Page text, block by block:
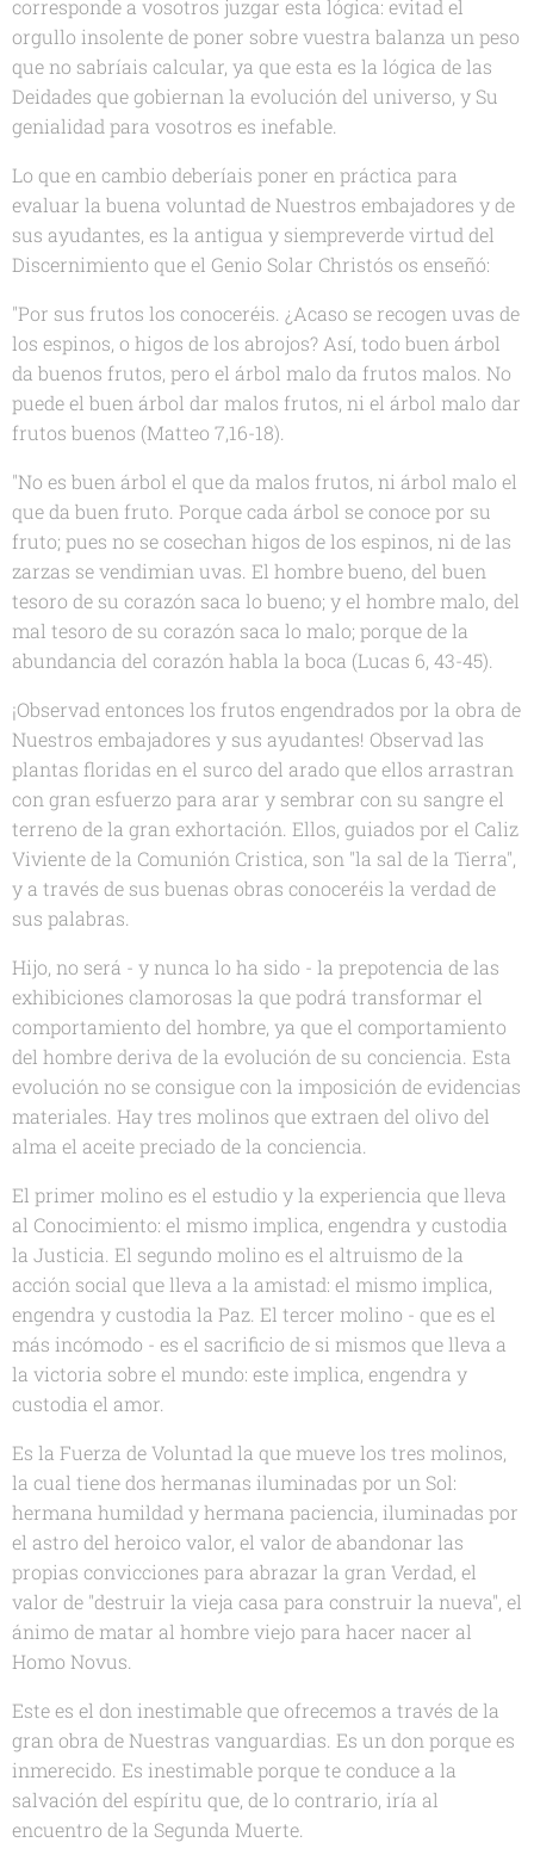
corresponde a vosotros juzgar esta lógica: evitad el
orgullo insolente de poner sobre vuestra balanza un peso
que no sabríais calcular, ya que esta es la lógica de las
Deidades que gobiernan la evolución del universo, y Su
genialidad para vosotros es inefable.
Lo que en cambio deberíais poner en práctica para
evaluar la buena voluntad de Nuestros embajadores y de
sus ayudantes, es la antigua y siempreverde virtud del
Discernimiento que el Genio Solar Christós os enseñó:
"Por sus frutos los conoceréis. ¿Acaso se recogen uvas de
los espinos, o higos de los abrojos? Así, todo buen árbol
da buenos frutos, pero el árbol malo da frutos malos. No
puede el buen árbol dar malos frutos, ni el árbol malo dar
frutos buenos (Matteo 7,16-18).
"No es buen árbol el que da malos frutos, ni árbol malo el
que da buen fruto. Porque cada árbol se conoce por su
fruto; pues no se cosechan higos de los espinos, ni de las
zarzas se vendimian uvas. El hombre bueno, del buen
tesoro de su corazón saca lo bueno; y el hombre malo, del
mal tesoro de su corazón saca lo malo; porque de la
abundancia del corazón habla la boca (Lucas 6, 43-45).
¡Observad entonces los frutos engendrados por la obra de
Nuestros embajadores y sus ayudantes! Observad las
plantas floridas en el surco del arado que ellos arrastran
con gran esfuerzo para arar y sembrar con su sangre el
terreno de la gran exhortación. Ellos, guiados por el Caliz
Viviente de la Comunión Cristica, son "la sal de la Tierra",
y a través de sus buenas obras conoceréis la verdad de
sus palabras.
Hijo, no será - y nunca lo ha sido - la prepotencia de las
exhibiciones clamorosas la que podrá transformar el
comportamiento del hombre, ya que el comportamiento
del hombre deriva de la evolución de su conciencia. Esta
evolución no se consigue con la imposición de evidencias
materiales. Hay tres molinos que extraen del olivo del
alma el aceite preciado de la conciencia.
El primer molino es el estudio y la experiencia que lleva
al Conocimiento: el mismo implica, engendra y custodia
la Justicia. El segundo molino es el altruismo de la
acción social que lleva a la amistad: el mismo implica,
engendra y custodia la Paz. El tercer molino - que es el
más incómodo - es el sacrificio de si mismos que lleva a
la victoria sobre el mundo: este implica, engendra y
custodia el amor.
Es la Fuerza de Voluntad la que mueve los tres molinos,
la cual tiene dos hermanas iluminadas por un Sol:
hermana humildad y hermana paciencia, iluminadas por
el astro del heroico valor, el valor de abandonar las
propias convicciones para abrazar la gran Verdad, el
valor de "destruir la vieja casa para construir la nueva", el
ánimo de matar al hombre viejo para hacer nacer al
Homo Novus.
Este es el don inestimable que ofrecemos a través de la
gran obra de Nuestras vanguardias. Es un don porque es
inmerecido. Es inestimable porque te conduce a la
salvación del espíritu que, de lo contrario, iría al
encuentro de la Segunda Muerte.